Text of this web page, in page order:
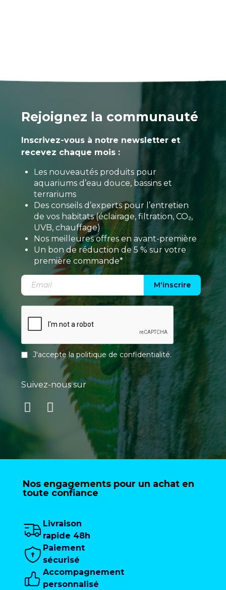
Rejoignez la communauté
Inscrivez-vous à notre newsletter et
recevez chaque mois :
Les nouveautés produits pour
aquariums d’eau douce, bassins et
terrariums
Des conseils d’experts pour l’entretien
de vos habitats (éclairage, filtration, CO₂,
UVB, chauffage)
Nos meilleures offres en avant-première
Un bon de réduction de 5 % sur votre
première commande*
M'inscrire
J'accepte lapolitique de confidentialité.
Suivez-nous sur
Nos engagements pour un achat en
toute confiance
Livraison
rapide 48h
Paiement
sécurisé
Accompagnement
personnalisé